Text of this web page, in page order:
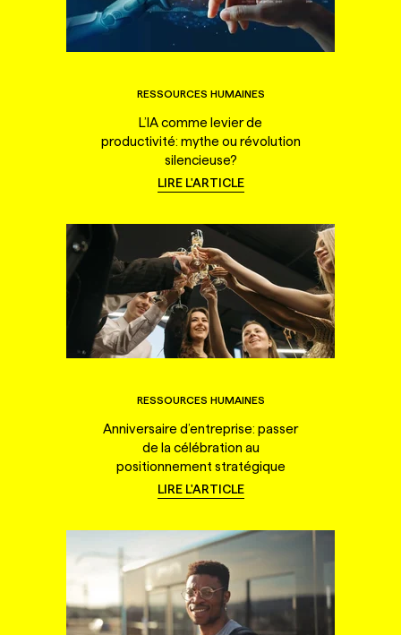
RESSOURCES HUMAINES
L’IA comme levier de
productivité: mythe ou révolution
silencieuse?
LIRE L'ARTICLE
RESSOURCES HUMAINES
Anniversaire d’entreprise: passer
de la célébration au
positionnement stratégique
LIRE L'ARTICLE